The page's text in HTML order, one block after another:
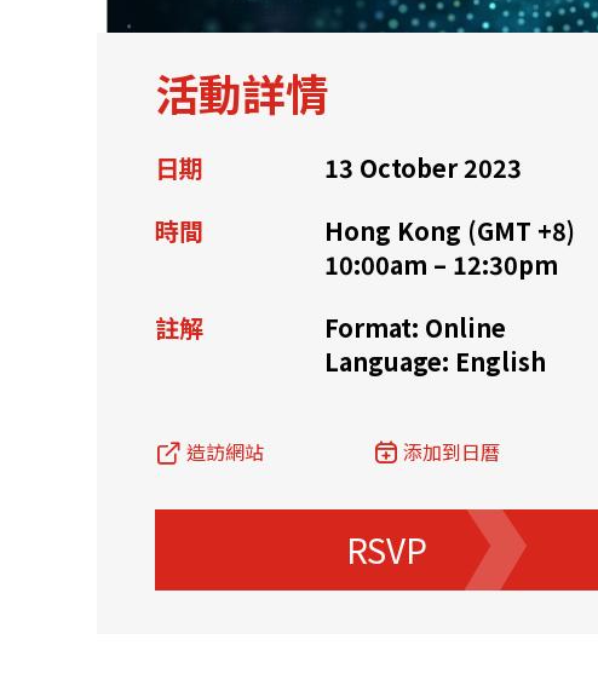
資源中心 常見問題 商業機
關聯網站
香港家族辦公室 FintechHK
活動詳情
日期
13 October 2023
時間
Hong Kong (GMT +8)
10:00am – 12:30pm
註解
Format: Online
Language: English
造訪網站 添加到日曆
RSVP